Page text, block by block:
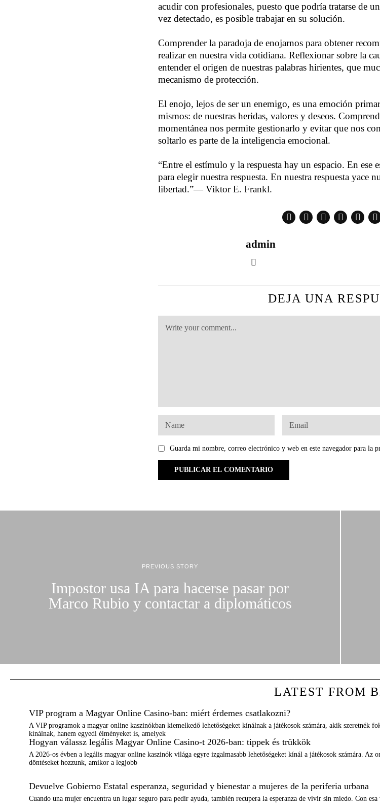
acudir con profesionales, puesto que podría tratarse de
vez detectado, es posible trabajar en su solución.
Comprender la paradoja de enojarnos para obtener
realizar en nuestra vida cotidiana. Reflexionar sobre la
entender el origen de nuestras palabras hirientes, que
mecanismo de protección.
El enojo, lejos de ser un enemigo, es una emoción
mismos: de nuestras heridas, valores y deseos.
momentánea nos permite gestionarlo y evitar que nos
soltarlo es parte de la inteligencia emocional.
“Entre el estímulo y la respuesta hay un espacio. En ese
para elegir nuestra respuesta. En nuestra respuesta yace
libertad.”— Viktor E. Frankl.
admin
DEJA UNA
Guarda mi nombre, correo electrónico y web en este navegador para la
PREVIOUS STORY
Impostor usa IA para hacerse pasar por
Marco Rubio y contactar a diplomáticos
LATEST FROM
VIP program a Magyar Online Casino-ban: miért érdemes csatlakozni?
A VIP programok a magyar online kaszinókban kiemelkedő lehetőségeket kínálnak a játékosok számára, akik szeretnék
kínálnak, hanem egyedi élményeket is, amelyek
Hogyan válassz legális Magyar Online Casino-t 2026-ban: tippek és trükkök
A 2026-os évben a legális magyar online kaszinók világa egyre izgalmasabb lehetőségeket kínál a játékosok számára.
döntéseket hozzunk, amikor a legjobb
Devuelve Gobierno Estatal esperanza, seguridad y bienestar a mujeres de la periferia urbana
Cuando una mujer encuentra un lugar seguro para pedir ayuda, también recupera la esperanza de vivir sin miedo. Con